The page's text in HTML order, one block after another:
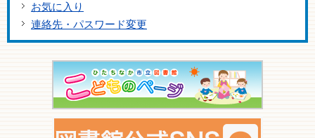
お気に入り
連絡先・パスワード変更